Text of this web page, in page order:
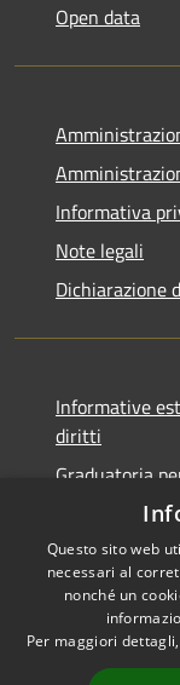
Open data
Informativa
Note legali
Dichiarazione
Informative
diritti
Graduatoria
Accessibilità
Questo sito web
necessari al
nonché un
Per maggiori